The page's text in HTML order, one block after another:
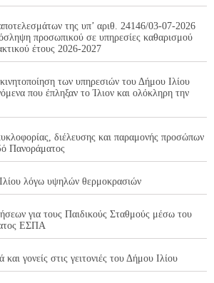
της υπ’ αριθ. 24146/03-07-2026
προσωπικού σε υπηρεσίες καθαρισμού
έτους 2026-2027
των υπηρεσιών του Δήμου Ιλίου
που έπληξαν το Ίλιον και ολόκληρη την
διέλευσης και παραμονής προσώπων
Πανοράματος
λόγω υψηλών θερμοκρασιών
για τους Παιδικούς Σταθμούς μέσω του
ΕΣΠΑ
και γονείς στις γειτονιές του Δήμου Ιλίου